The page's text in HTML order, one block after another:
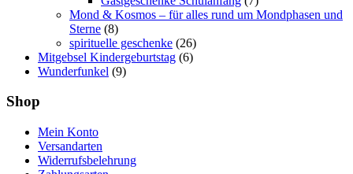
Mond & Kosmos – für alles rund um Mondphasen und
Sterne (8)
spirituelle geschenke (26)
Mitgebsel Kindergeburtstag (6)
Wunderfunkel (9)
Shop
Mein Konto
Versandarten
Widerrufsbelehrung